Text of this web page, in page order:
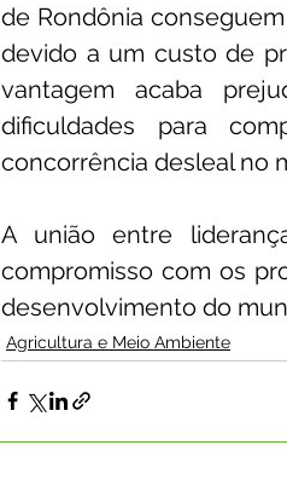
de Rondônia
devido a um custo de
vantagem acaba
dificuldades para
concorrência desleal no
A união entre
compromisso com os
desenvolvimento do
Agricultura e Meio Ambiente